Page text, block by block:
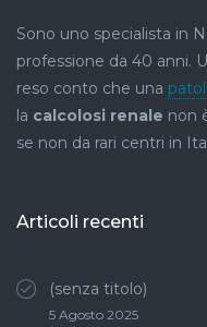
Sono uno specialista in
professione da 40 anni.
reso conto che una
la calcolosi renale non
se non da rari centri in
Articoli recenti
(senza titolo)
5 Agosto 2025